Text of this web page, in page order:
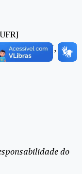
JANEIRO, RJ,
do